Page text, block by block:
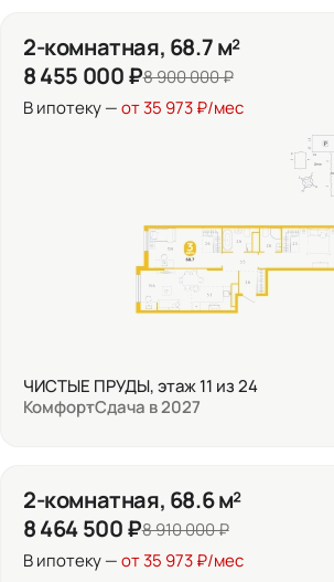
2-комнатная, 68.7 м²
8 455 000 ₽8 900 000 ₽
В ипотеку —от 35 973 ₽/мес
ЧИСТЫЕ ПРУДЫ, этаж 11 из 24
КомфортСдача в 2027
2-комнатная, 68.6 м²
8 464 500 ₽8 910 000 ₽
В ипотеку —от 35 973 ₽/мес